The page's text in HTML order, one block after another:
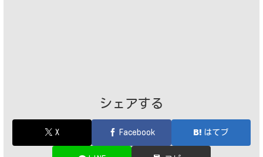
シェアする
X Facebook はてブ